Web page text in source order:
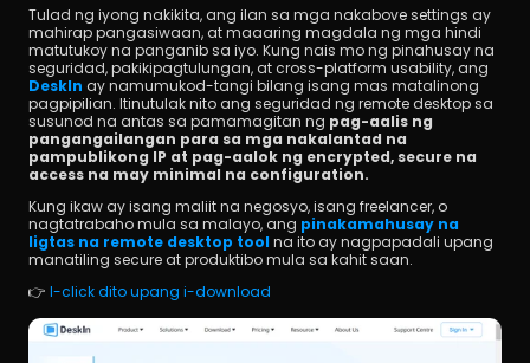
Tulad ng iyong nakikita, ang ilan sa mga nakabove settings ay
mahirap pangasiwaan, at maaaring magdala ng mga hindi
matutukoy na panganib sa iyo. Kung nais mo ng pinahusay na
DeskIn ay namumukod-tangi bilang isang mas matalinong
pagpipilian. Itinutulak nito ang seguridad ng remote desktop sa
susunod na antas sa pamamagitan ng pag-aalis ng
pangangailangan para sa mga nakalantad na
pampublikong IP at pag-aalok ng encrypted, secure na
access na may minimal na configuration.
Kung ikaw ay isang maliit na negosyo, isang freelancer, o
nagtatrabaho mula sa malayo, ang pinakamahusay na
ligtas na remote desktop tool na ito ay nagpapadali upang
manatiling secure at produktibo mula sa kahit saan.
👉 I-click dito upang i-download